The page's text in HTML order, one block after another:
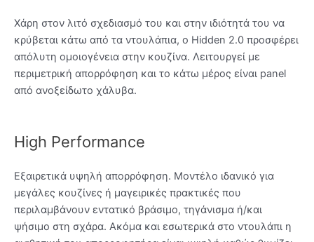
Χάρη στον λιτό σχεδιασμό του και στην ιδιότητά του να
κρύβεται κάτω από τα ντουλάπια, ο Hidden 2.0 προσφέρει
απόλυτη ομοιογένεια στην κουζίνα. Λειτουργεί με
περιμετρική απορρόφηση και το κάτω μέρος είναι panel
από ανοξείδωτο χάλυβα.
High Performance
Εξαιρετικά υψηλή απορρόφηση. Μοντέλο ιδανικό για
μεγάλες κουζίνες ή μαγειρικές πρακτικές που
περιλαμβάνουν εντατικό βράσιμο, τηγάνισμα ή/και
ψήσιμο στη σχάρα. Ακόμα και εσωτερικά στο ντουλάπι η